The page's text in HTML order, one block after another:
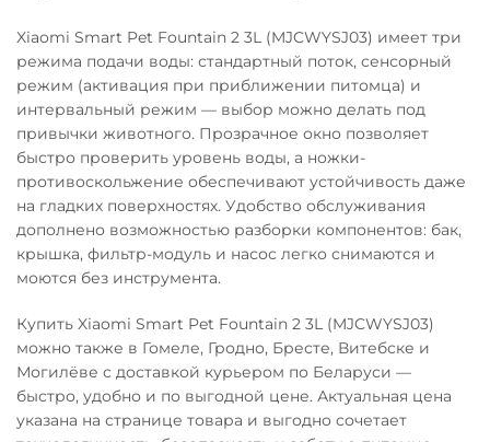
Xiaomi Smart Pet Fountain 2 3L (MJCWYSJ03) имеет три
режима подачи воды: стандартный поток, сенсорный
режим (активация при приближении питомца) и
интервальный режим — выбор можно делать под
привычки животного. Прозрачное окно позволяет
быстро проверить уровень воды, а ножки-
противоскольжение обеспечивают устойчивость даже
на гладких поверхностях. Удобство обслуживания
дополнено возможностью разборки компонентов: бак,
крышка, фильтр-модуль и насос легко снимаются и
моются без инструмента.
Купить Xiaomi Smart Pet Fountain 2 3L (MJCWYSJ03)
можно также в Гомеле, Гродно, Бресте, Витебске и
Могилёве с доставкой курьером по Беларуси —
быстро, удобно и по выгодной цене. Актуальная цена
указана на странице товара и выгодно сочетает